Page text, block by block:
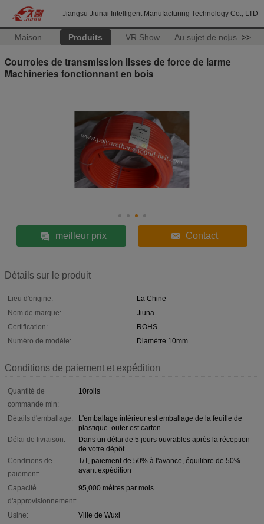
Jiangsu Jiunai Intelligent Manufacturing Technology Co., LTD
Maison Produits VR Show Au sujet de nous >>
Courroies de transmission lisses de force de larme
Machineries fonctionnant en bois
meilleur prix Contact
Détails sur le produit
Lieu d'origine:
La Chine
Nom de marque:
Jiuna
Certification:
ROHS
Numéro de modèle:
Diamètre 10mm
Conditions de paiement et expédition
Quantité de
commande min:
10rolls
Détails d'emballage:
L'emballage intérieur est emballage de la feuille de
plastique .outer est carton
Délai de livraison:
Dans un délai de 5 jours ouvrables après la réception
de votre dépôt
Conditions de
paiement:
T/T, paiement de 50% à l'avance, équilibre de 50%
avant expédition
Capacité
d'approvisionnement:
95,000 mètres par mois
Usine:
Ville de Wuxi